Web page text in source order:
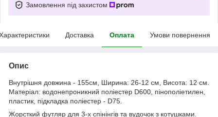
Замовлення під захистом
Доставка Оплата Умови повернення
Опис
Внутрішня довжина - 155см, Ширина: 26-12 см, Висота: 12 см.
Матеріал: водонепроникний поліестер D600, пінополіетилен,
пластик, підкладка поліестер - D75.
Жорсткий футляр для 3-х спінінгів та вудочок з котушками.